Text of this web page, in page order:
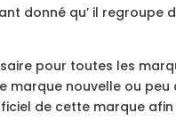
donné qu’ il regroupe
pour toutes les
marque nouvelle ou peu
de cette marque afin